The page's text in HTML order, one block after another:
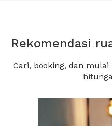
Rekomendasi
Cari, booking, dan